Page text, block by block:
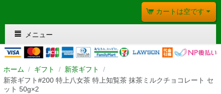
カートは空です
メニュー
ホーム / ギフト / 新茶ギフト
/
新茶ギフト#200 特上八女茶 特上知覧茶 抹茶ミルクチョコレート セ
ット 50g×2